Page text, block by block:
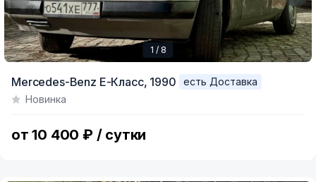
of
1 / 8
Mercedes-Benz E-Класс, 1990
есть Доставка
Новинка
от 10 400 ₽ / сутки